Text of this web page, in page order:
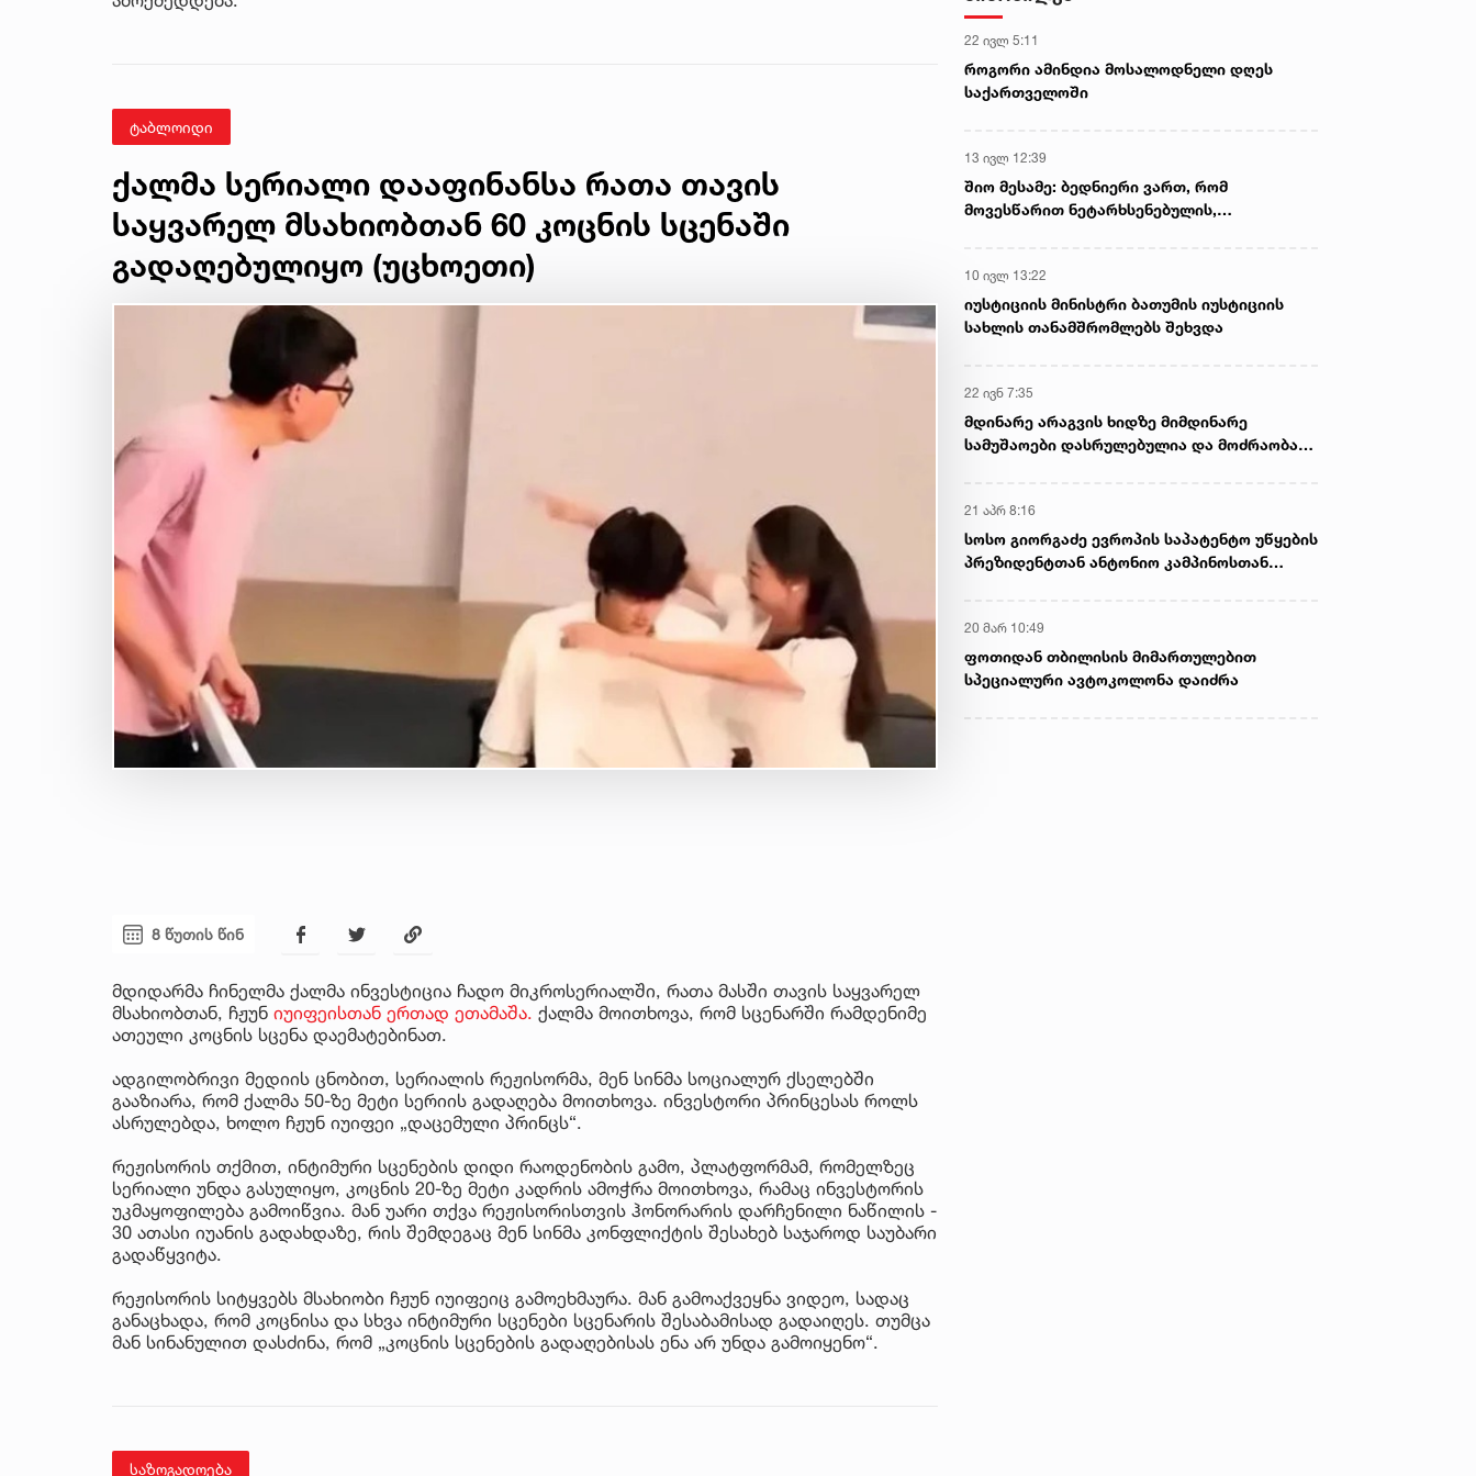
ტაბლოიდი
ქალმა სერიალი დააფინანსა რათა თავის
საყვარელ მსახიობთან 60 კოცნის სცენაში
გადაღებულიყო (უცხოეთი)
8 წუთის წინ
მდიდარმა ჩინელმა ქალმა ინვესტიცია ჩადო მიკროსერიალში, რათა მასში თავის საყვარელ
მსახიობთან, ჩჟუნ იუიფეისთან ერთად ეთამაშა. ქალმა მოითხოვა, რომ სცენარში რამდენიმე
ათეული კოცნის სცენა დაემატებინათ.
ადგილობრივი მედიის ცნობით, სერიალის რეჟისორმა, მენ სინმა სოციალურ ქსელებში
გააზიარა, რომ ქალმა 50-ზე მეტი სერიის გადაღება მოითხოვა. ინვესტორი პრინცესას როლს
ასრულებდა, ხოლო ჩჟუნ იუიფეი „დაცემული პრინცს“.
რეჟისორის თქმით, ინტიმური სცენების დიდი რაოდენობის გამო, პლატფორმამ, რომელზეც
სერიალი უნდა გასულიყო, კოცნის 20-ზე მეტი კადრის ამოჭრა მოითხოვა, რამაც ინვესტორის
უკმაყოფილება გამოიწვია. მან უარი თქვა რეჟისორისთვის ჰონორარის დარჩენილი ნაწილის -
30 ათასი იუანის გადახდაზე, რის შემდეგაც მენ სინმა კონფლიქტის შესახებ საჯაროდ საუბარი
გადაწყვიტა.
რეჟისორის სიტყვებს მსახიობი ჩჟუნ იუიფეიც გამოეხმაურა. მან გამოაქვეყნა ვიდეო, სადაც
განაცხადა, რომ კოცნისა და სხვა ინტიმური სცენები სცენარის შესაბამისად გადაიღეს. თუმცა
მან სინანულით დასძინა, რომ „კოცნის სცენების გადაღებისას ენა არ უნდა გამოიყენო“.
საზოგადოება
22 ივლ 5:11
როგორი ამინდია მოსალოდნელი დღეს
საქართველოში
13 ივლ 12:39
შიო მესამე: ბედნიერი ვართ, რომ
მოვესწარით ნეტარხსენებულის,
10 ივლ 13:22
იუსტიციის მინისტრი ბათუმის იუსტიციის
სახლის თანამშრომლებს შეხვდა
22 ივნ 7:35
მდინარე არაგვის ხიდზე მიმდინარე
სამუშაოები დასრულებულია და მოძრაობა
21 აპრ 8:16
სოსო გიორგაძე ევროპის საპატენტო უწყების
პრეზიდენტთან ანტონიო კამპინოსთან
20 მარ 10:49
ფოთიდან თბილისის მიმართულებით
სპეციალური ავტოკოლონა დაიძრა